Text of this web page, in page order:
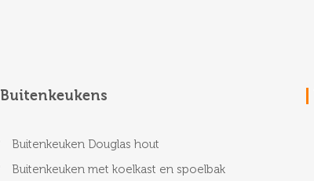
Buitenkeukens
Buitenkeuken Douglas hout
Buitenkeuken met koelkast en spoelbak